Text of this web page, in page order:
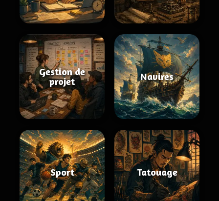
Gestion de
projet
Navires
Sport Tatouage